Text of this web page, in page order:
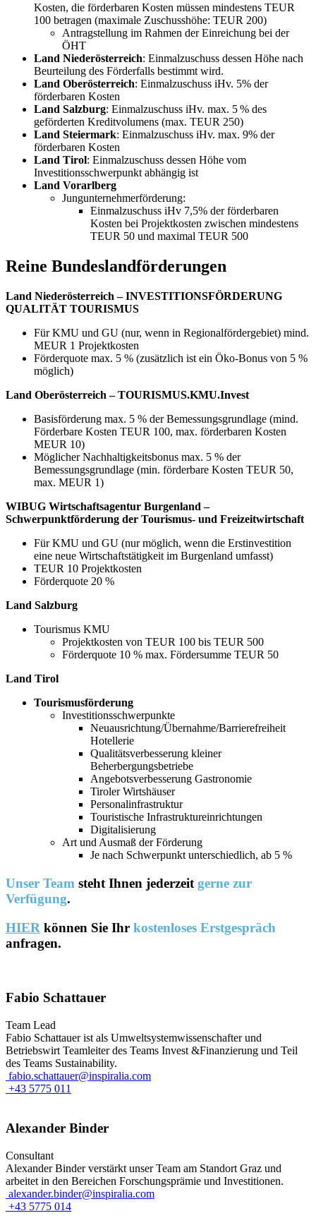
Kosten, die förderbaren Kosten müssen mindestens TEUR
100 betragen (maximale Zuschusshöhe: TEUR 200)
Antragstellung im Rahmen der Einreichung bei der
ÖHT
Land Niederösterreich: Einmalzuschuss dessen Höhe nach
Beurteilung des Förderfalls bestimmt wird.
Land Oberösterreich: Einmalzuschuss iHv. 5% der
förderbaren Kosten
Land Salzburg: Einmalzuschuss iHv. max. 5 % des
geförderten Kreditvolumens (max. TEUR 250)
Land Steiermark: Einmalzuschuss iHv. max. 9% der
förderbaren Kosten
Land Tirol: Einmalzuschuss dessen Höhe vom
Investitionsschwerpunkt abhängig ist
Land Vorarlberg
Jungunternehmerförderung:
Einmalzuschuss iHv 7,5% der förderbaren
Kosten bei Projektkosten zwischen mindestens
TEUR 50 und maximal TEUR 500
Reine Bundeslandförderungen
Land Niederösterreich – INVESTITIONSFÖRDERUNG
QUALITÄT TOURISMUS
Für KMU und GU (nur, wenn in Regionalfördergebiet) mind.
MEUR 1 Projektkosten
Förderquote max. 5 % (zusätzlich ist ein Öko-Bonus von 5 %
möglich)
Land Oberösterreich – TOURISMUS.KMU.Invest
Basisförderung max. 5 % der Bemessungsgrundlage (mind.
Förderbare Kosten TEUR 100, max. förderbaren Kosten
MEUR 10)
Möglicher Nachhaltigkeitsbonus max. 5 % der
Bemessungsgrundlage (min. förderbare Kosten TEUR 50,
max. MEUR 1)
WIBUG Wirtschaftsagentur Burgenland –
Schwerpunktförderung der Tourismus- und Freizeitwirtschaft
Für KMU und GU (nur möglich, wenn die Erstinvestition
eine neue Wirtschafts­tätigkeit im Burgenland umfasst)
TEUR 10 Projektkosten
Förderquote 20 %
Land Salzburg
Tourismus KMU
Projektkosten von TEUR 100 bis TEUR 500
Förderquote 10 % max. Fördersumme TEUR 50
Land Tirol
Tourismusförderung
Investitionsschwerpunkte
Neuausrichtung/Übernahme/Barrierefreiheit
Hotellerie
Qualitätsverbesserung kleiner
Beherbergungsbetriebe
Angebotsverbesserung Gastronomie
Tiroler Wirtshäuser
Personalinfrastruktur
Touristische Infrastruktureinrichtungen
Digitalisierung
Art und Ausmaß der Förderung
Je nach Schwerpunkt unterschiedlich, ab 5 %
Unser Team steht Ihnen jederzeit gerne zur
Verfügung.
HIER können Sie Ihr kostenloses Erstgespräch
anfragen.
Fabio Schattauer
Team Lead
Fabio Schattauer ist als Umweltsystemwissenschafter und
Betriebswirt Teamleiter des Teams Invest &Finanzierung und Teil
des Teams Sustainability.
fabio.schattauer@inspiralia.com
+43 5775 011
Alexander Binder
Consultant
Alexander Binder verstärkt unser Team am Standort Graz und
arbeitet in den Bereichen Forschungsprämie und Investitionen.
alexander.binder@inspiralia.com
+43 5775 014